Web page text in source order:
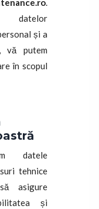
.
datelor
și a
vă putem
în scopul
datele
tehnice
asigure
și